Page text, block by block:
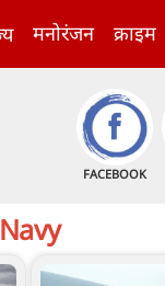
मनोरंजन क्राइम
FACEBOOK